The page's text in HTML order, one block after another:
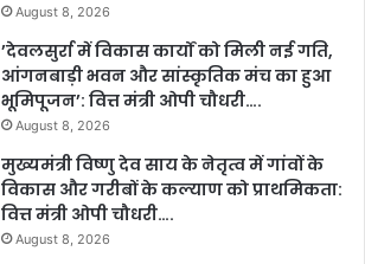
August 8, 2026
’देवलसुर्रा में विकास कार्यों को मिली नई गति,
आंगनबाड़ी भवन और सांस्कृतिक मंच का हुआ
भूमिपूजन’: वित्त मंत्री ओपी चौधरी….
August 8, 2026
मुख्यमंत्री विष्णु देव साय के नेतृत्व में गांवों के
विकास और गरीबों के कल्याण को प्राथमिकता:
वित्त मंत्री ओपी चौधरी….
August 8, 2026